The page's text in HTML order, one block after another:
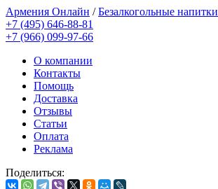
Армения Онлайн /Безалкогольные напитки
+7 (495) 646-88-81
+7 (966) 099-97-66
О компании
Контакты
Помощь
Доставка
Отзывы
Статьи
Оплата
Реклама
Поделиться: